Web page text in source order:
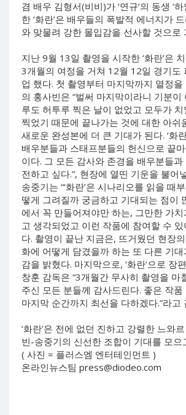
겸 배우 김형서(비비)가 ‘연규’의 동생 ‘
한 ‘화란’은 배우들의 폭발적 에너지가
와 맞물려 강한 몰입감을 선사할 것으로
지난 9월 13일 촬영을 시작한 ‘화란’은
3개월의 여정을 거쳐 12월 12일 경기도
업 했다. 첫 촬영부터 마지막까지 열정을
의 홍사빈은 “벌써 마지막이라니 기분이
루도 허투루 찍은 날이 없었고 모두가
찍었기 때문에 끝나가는 것에 대한 아쉬
새로운 완성본에 더 큰 기대가 된다. ‘화
배우분들과 스태프분들의 헌신으로 끝
이다. 그 모든 감사와 존경을 배우분들
전하고 싶다.”, 현장에 열띤 기운을 불어
송중기는 “‘화란’은 시나리오를 읽을 때
떻게 그려질까 궁금하고 기대되는 점이
에서 꼭 만들어져야만 하는, 그만한 가
고 생각되었고 이런 작품에 참여할 수
다. 촬영이 끝난 지금은, 뜨거웠던 현장
화에 어떻게 담겼을까 하는 또 다른 기대
감을 밝혔다. 마지막으로, ‘화란’으로 장
창훈 감독은 “3개월간 무사히 촬영을 마
주신 모든 분들께 감사드린다. 좋은 작품
마지막 순간까지 최선을 다하겠다.”라고
‘화란’은 전에 없던 진하고 강렬한 느와
빈-송중기의 신선한 조합이 기대를 모으
( 사진 = 플러스엠 엔터테인먼트 )
온라인뉴스팀 press@diodeo.com